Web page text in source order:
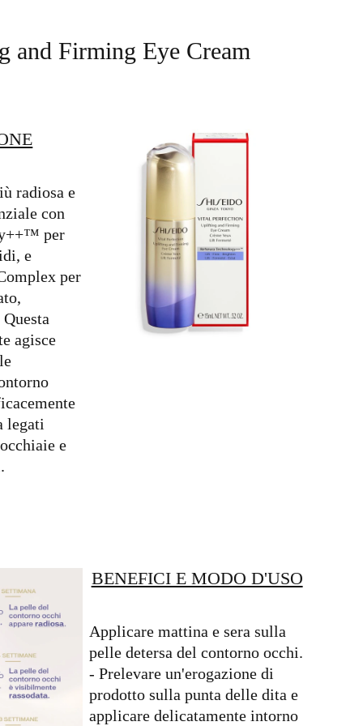
and Firming Eye Cream
radiosa e
con
per
e
per
agisce
legati
e
BENEFICI E MODO D'USO
Applicare mattina e sera sulla
pelle detersa del contorno occhi.
- Prelevare un'erogazione di
prodotto sulla punta delle dita e
applicare delicatamente intorno